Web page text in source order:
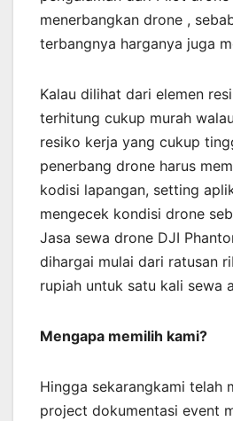
menerbangkan drone ,
terbangnya harganya juga
Kalau dilihat dari elemen
terhitung cukup murah
resiko kerja yang cukup
penerbang drone harus
kodisi lapangan, setting
mengecek kondisi drone
Jasa sewa drone DJI
dihargai mulai dari ratusan
rupiah untuk satu kali sewa
Mengapa memilih kami?
Hingga sekarangkami telah
project dokumentasi event